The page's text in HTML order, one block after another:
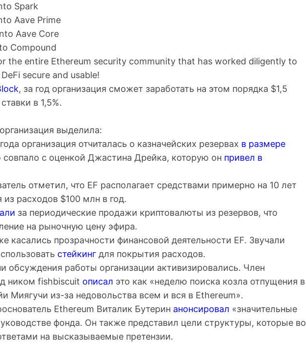
Spark
Aave Prime
Aave Core
Compound
the entire Ethereum security community that has worked diligently to
secure and usable!
, за год организация сможет заработать на этом порядка $1,5
в 1,5%.
выделила:
организация отчиталась о казначейских резервах в размере
совпало с оценкой Джастина Дрейка, которую он привел в
отметил, что EF располагает средствами примерно на 10 лет
из расходов $100 млн в год.
за периодические продажи криптовалюты из резервов, что
на рыночную цену эфира.
касались прозрачности финансовой деятельности EF. Звучали
стейкинг для покрытия расходов.
обсуждения работы организации активизировались. Член
ником fishbiscuit описал это как «неделю поиска козла отпущения в
Миягучи из-за недовольства всем и вся в Ethereum».
Ethereum Виталик Бутерин анонсировал «значительные
фонда. Он также представил цели структуры, которые во
на высказываемые претензии.